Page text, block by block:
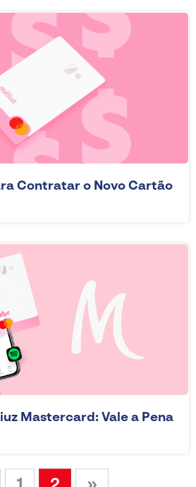
Contratar o Novo Cartão
Mastercard: Vale a Pena